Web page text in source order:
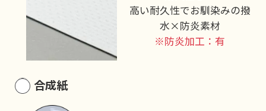
高い耐久性でお馴染みの撥
水×防炎素材
※防炎加工：有
合成紙